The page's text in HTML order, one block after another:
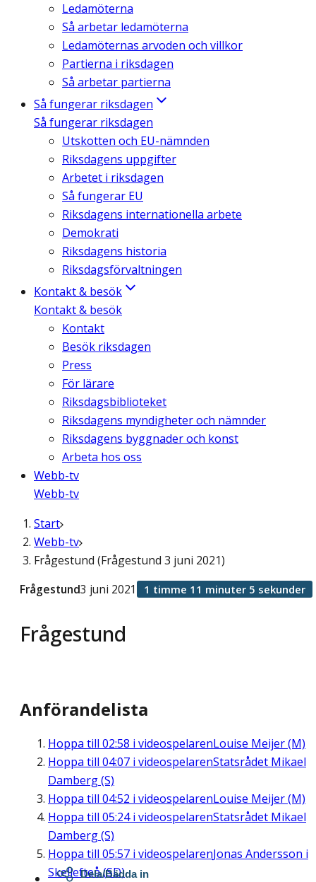
Ledamöterna
Så arbetar ledamöterna
Ledamöternas arvoden och villkor
Partierna i riksdagen
Så arbetar partierna
Så fungerar riksdagen
Så fungerar riksdagen
Utskotten och EU-nämnden
Riksdagens uppgifter
Arbetet i riksdagen
Så fungerar EU
Riksdagens internationella arbete
Demokrati
Riksdagens historia
Riksdagsförvaltningen
Kontakt & besök
Kontakt & besök
Kontakt
Besök riksdagen
Press
För lärare
Riksdagsbiblioteket
Riksdagens myndigheter och nämnder
Riksdagens byggnader och konst
Arbeta hos oss
Webb-tv
Webb-tv
Start
Webb-tv
Frågestund (Frågestund 3 juni 2021)
Frågestund
Frågestund3 juni 2021 1 timme 11 minuter 5 sekunder
Anförandelista
Hoppa till 02:58 i videospelarenLouise Meijer (M)
Hoppa till 04:07 i videospelarenStatsrådet Mikael
Damberg (S)
Hoppa till 04:52 i videospelarenLouise Meijer (M)
Hoppa till 05:24i videospelarenStatsrådet Mikael
Damberg (S)
Hoppa till 05:57 i videospelarenJonas Andersson i
Skellefteå (SD)
Dela/Bädda in